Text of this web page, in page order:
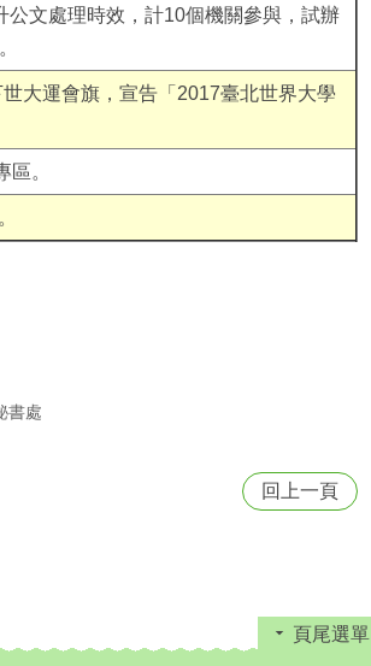
文處理時效，計10個機關參與，試辦
大運會旗，宣告「2017臺北世界大學
。
書處
回上一頁
頁尾選單